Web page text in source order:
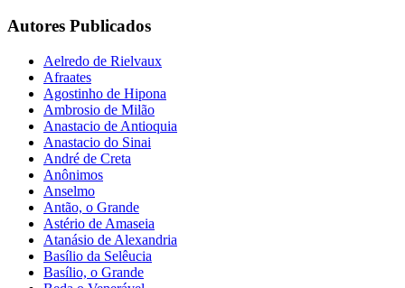
Autores Publicados
Aelredo de Rielvaux
Afraates
Agostinho de Hipona
Ambrosio de Milão
Anastacio de Antioquia
Anastacio do Sinai
André de Creta
Anônimos
Anselmo
Antão, o Grande
Astério de Amaseia
Atanásio de Alexandria
Basílio da Selêucia
Basílio, o Grande